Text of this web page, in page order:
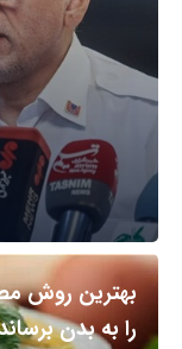
بهترین روش
را به بدن